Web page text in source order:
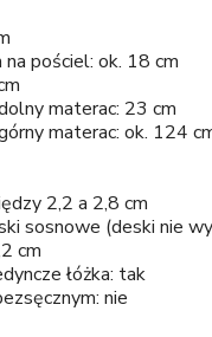
pościel: ok. 18 cm
materac: 23 cm
materac: ok. 124
2,2 a 2,8 cm
sosnowe (deski nie
cm
łóżka: tak
nie